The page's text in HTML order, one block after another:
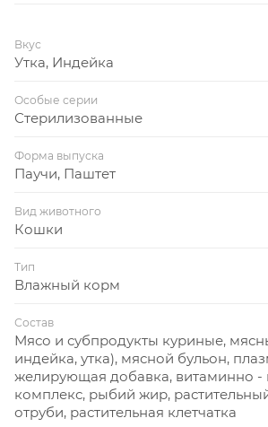
Вкус
Утка, Индейка
Особые серии
Стерилизованные
Форма выпуска
Паучи, Паштет
Вид животного
Кошки
Тип
Влажный корм
Состав
Мясо и субпродукты куриные,
индейка, утка), мясной бульон,
желирующая добавка, витаминно
комплекс, рыбий жир,
отруби, растительная клетчатка